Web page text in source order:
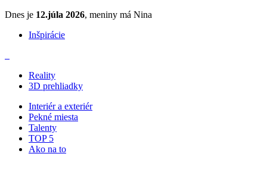
Dnes je 12.júla 2026, meniny má Nina
Inšpirácie
Reality
3D prehliadky
Interiér a exteriér
Pekné miesta
Talenty
TOP 5
Ako na to